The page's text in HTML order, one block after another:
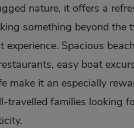
nature, it offers a
something beyond the
experience. Spacious
easy boat
make it an especially
travelled families looking